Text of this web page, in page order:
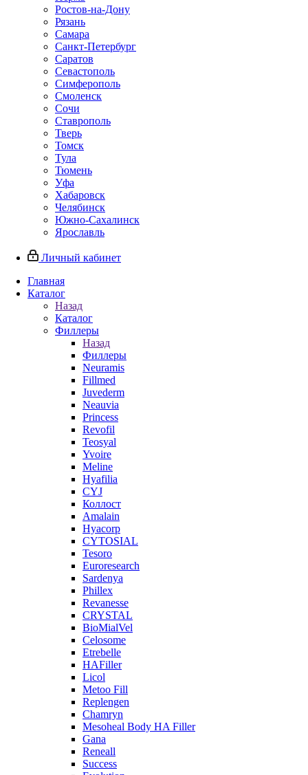
Ростов-на-Дону
Рязань
Самара
Санкт-Петербург
Саратов
Севастополь
Симферополь
Смоленск
Сочи
Ставрополь
Тверь
Томск
Тула
Тюмень
Уфа
Хабаровск
Челябинск
Южно-Сахалинск
Ярославль
Личный кабинет
Главная
Каталог
Назад
Каталог
Филлеры
Назад
Филлеры
Neuramis
Fillmed
Juvederm
Neauvia
Princess
Revofil
Teosyal
Yvoire
Meline
Hyafilia
CYJ
Коллост
Amalain
Hyacorp
CYTOSIAL
Tesoro
Euroresearch
Sardenya
Phillex
Revanesse
CRYSTAL
BioMialVel
Celosome
Etrebelle
HAFiller
Licol
Metoo Fill
Replengen
Chamryn
Mesoheal Body HA Filler
Gana
Reneall
Success